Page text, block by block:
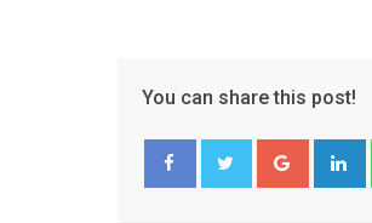
You can share this post!
Google+